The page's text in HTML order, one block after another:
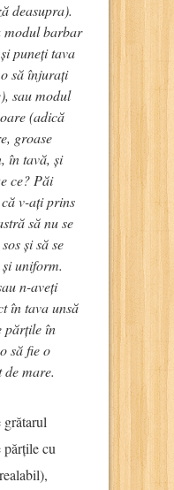
deasupra).
modul barbar
puneți tava
să înjurați
sau modul
(adică
groase
în tavă, și
ce? Păi
v-ați prins
să nu se
și să se
uniform.
n-aveți
în tava unsă
părțile în
să fie o
mare.
părțile cu